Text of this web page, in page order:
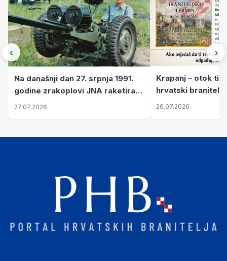
‹
Na današnji dan 27. srpnja 1991.
godine zrakoplovi JNA raketirali
su vojarnu i obučni centar "Nikola
27.07.2026
Krapanj – otok
hrvatski branitelji
pronalaze mir
26.07.2026
›